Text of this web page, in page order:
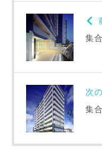
集
次
集
完成希望時期
同居する家族構成